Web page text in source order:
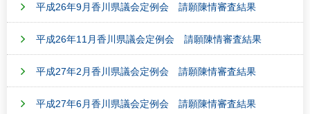
平成26年9月香川県議会定例会 請願陳情審査結果
平成26年11月香川県議会定例会 請願陳情審査結果
平成27年2月香川県議会定例会 請願陳情審査結果
平成27年6月香川県議会定例会 請願陳情審査結果